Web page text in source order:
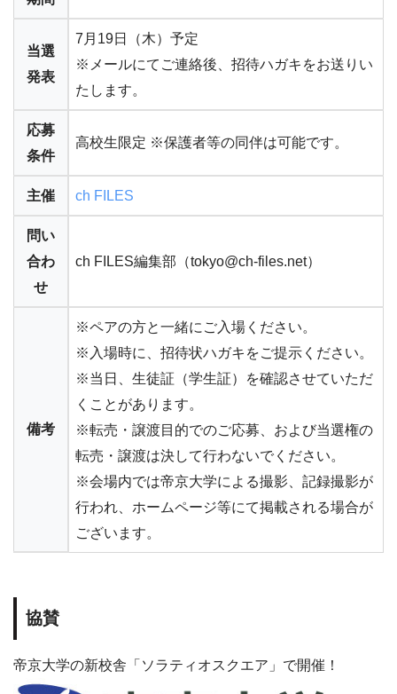
当選
発表
7月19日（木）予定
※メールにてご連絡後、招待ハガキをお送りい
たします。
応募
条件
高校生限定 ※保護者等の同伴は可能です。
主催 ch FILES
問い
合わ
せ
ch FILES編集部（tokyo@ch-files.net）
備考
※ペアの方と一緒にご入場ください。
※入場時に、招待状ハガキをご提示ください。
※当日、生徒証（学生証）を確認させていただ
くことがあります。
※転売・譲渡目的でのご応募、および当選権の
転売・譲渡は決して行わないでください。
※会場内では帝京大学による撮影、記録撮影が
行われ、ホームページ等にて掲載される場合が
ございます。
協賛
帝京大学の新校舎「ソラティオスクエア」で開催！